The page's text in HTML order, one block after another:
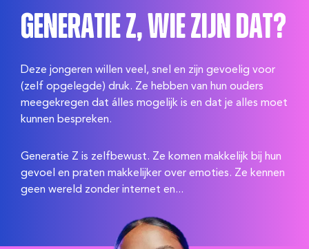
Generatie Z, Wie zijn dat?
Deze jongeren willen veel, snel en zijn gevoelig voor
(zelf opgelegde) druk. Ze hebben van hun ouders
meegekregen dat álles mogelijk is en dat je alles moet
kunnen bespreken.
Generatie Z is zelfbewust. Ze komen makkelijk bij hun
gevoel en praten makkelijker over emoties. Ze kennen
geen wereld zonder internet en...